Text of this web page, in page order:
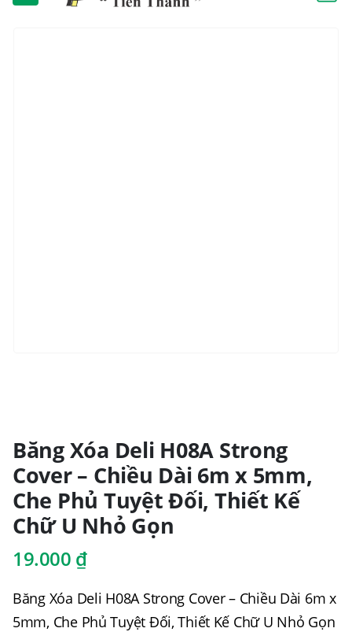
Băng Xóa Deli H08A Strong
Cover – Chiều Dài 6m x 5mm,
Che Phủ Tuyệt Đối, Thiết Kế
Chữ U Nhỏ Gọn
19.000 ₫
Băng Xóa Deli H08A Strong Cover – Chiều Dài 6m x
5mm, Che Phủ Tuyệt Đối, Thiết Kế Chữ U Nhỏ Gọn